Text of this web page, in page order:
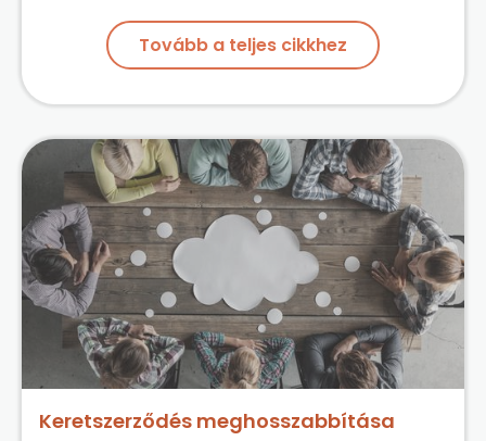
Tovább a teljes cikkhez
Keretszerződés meghosszabbítása